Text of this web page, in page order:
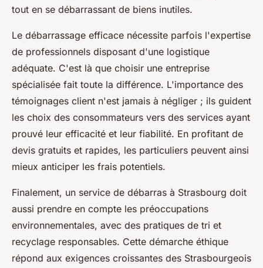
tout en se débarrassant de biens inutiles.
Le débarrassage efficace nécessite parfois l'expertise
de professionnels disposant d'une logistique
adéquate. C'est là que choisir une entreprise
spécialisée fait toute la différence. L'importance des
témoignages client n'est jamais à négliger ; ils guident
les choix des consommateurs vers des services ayant
prouvé leur efficacité et leur fiabilité. En profitant de
devis gratuits et rapides, les particuliers peuvent ainsi
mieux anticiper les frais potentiels.
Finalement, un service de débarras à Strasbourg doit
aussi prendre en compte les préoccupations
environnementales, avec des pratiques de tri et
recyclage responsables. Cette démarche éthique
répond aux exigences croissantes des Strasbourgeois